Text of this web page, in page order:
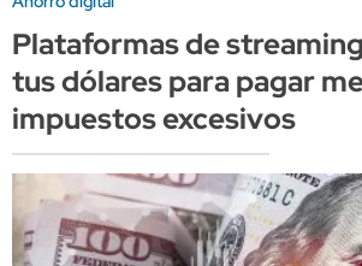
Plataformas de
tus dólares para pagar
impuestos excesivos